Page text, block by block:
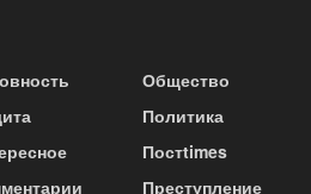
Общество
Политика
Постtimes
Преступление